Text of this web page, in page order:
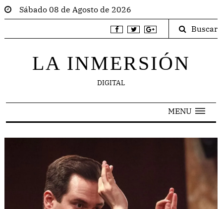
Sábado 08 de Agosto de 2026
Buscar
LA INMERSIÓN
DIGITAL
MENU